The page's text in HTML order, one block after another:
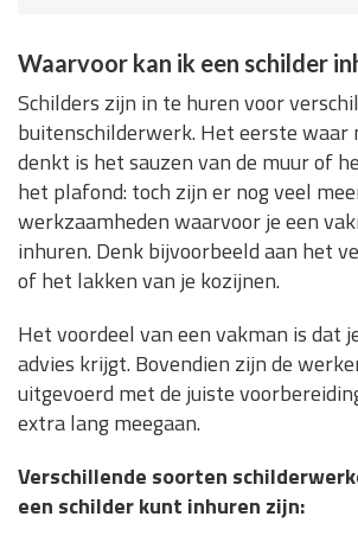
Waarvoor kan ik een schilder
Schilders zijn in te huren voor
buitenschilderwerk. Het eerste waar
denkt is het sauzen van de muur of
het plafond: toch zijn er nog veel
werkzaamheden waarvoor je een
inhuren. Denk bijvoorbeeld aan het
of het lakken van je kozijnen.
Het voordeel van een vakman is dat
advies krijgt. Bovendien zijn de
uitgevoerd met de juiste
extra lang meegaan.
Verschillende soorten
een schilder kunt inhuren zijn: